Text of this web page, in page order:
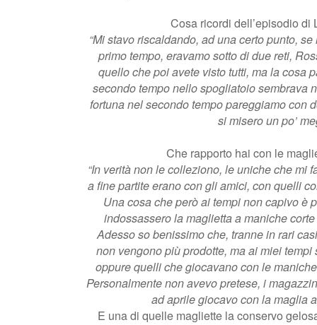
Cosa ricordi dell’episodio di
“Mi stavo riscaldando, ad una certo punto,
primo tempo, eravamo sotto di due reti,
quello che poi avete visto tutti, ma la cosa
secondo tempo nello spogliatoio sembrava
fortuna nel secondo tempo pareggiamo con
si misero un po’
Che rapporto hai con le
“In verità non le colleziono, le uniche che mi
a fine partite erano con gli amici, con quelli
Una cosa che però ai tempi non capivo è
indossassero la maglietta a maniche
Adesso so benissimo che, tranne in rari
non vengono più prodotte, ma ai miei
oppure quelli che giocavano con le
Personalmente non avevo pretese, i
ad aprile giocavo con la maglia
E una di quelle magliette la conservo